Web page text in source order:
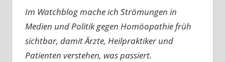
Im Watchblog mache ich Strömungen in
Medien und Politik gegen Homöopathie früh
sichtbar, damit Ärzte, Heilpraktiker und
Patienten verstehen, was passiert.